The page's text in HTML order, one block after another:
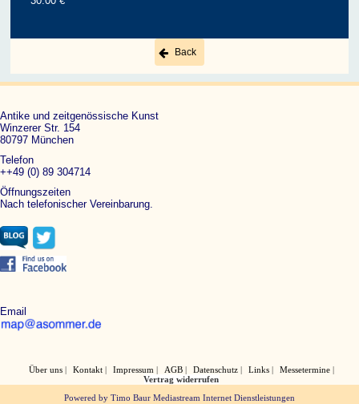
Back
Antike und zeitgenössische Kunst
Winzerer Str. 154
80797 München
Telefon
++49 (0) 89 304714
Öffnungszeiten
Nach telefonischer Vereinbarung.
Email
Über uns Kontakt Impressum AGB Datenschutz Links
Messetermine
Vertrag widerrufen
Powered by Timo Baur Mediastream Internet Dienstleistungen